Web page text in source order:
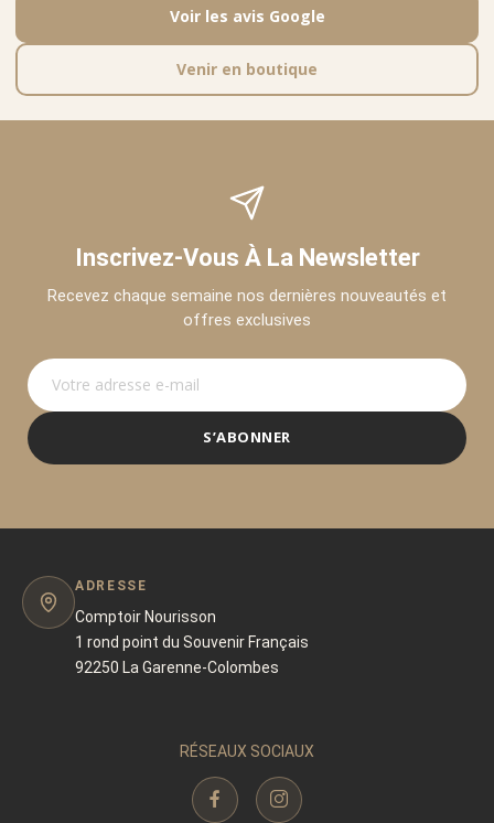
Voir les avis Google
Venir en boutique
Inscrivez-Vous À La Newsletter
Recevez chaque semaine nos dernières nouveautés et
offres exclusives
S’ABONNER
ADRESSE
Comptoir Nourisson
1 rond point du Souvenir Français
92250 La Garenne-Colombes
RÉSEAUX SOCIAUX